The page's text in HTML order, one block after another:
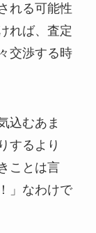
れる可能性
れば、査定
交渉する時
込むあま
するより
ことは言
」なわけで